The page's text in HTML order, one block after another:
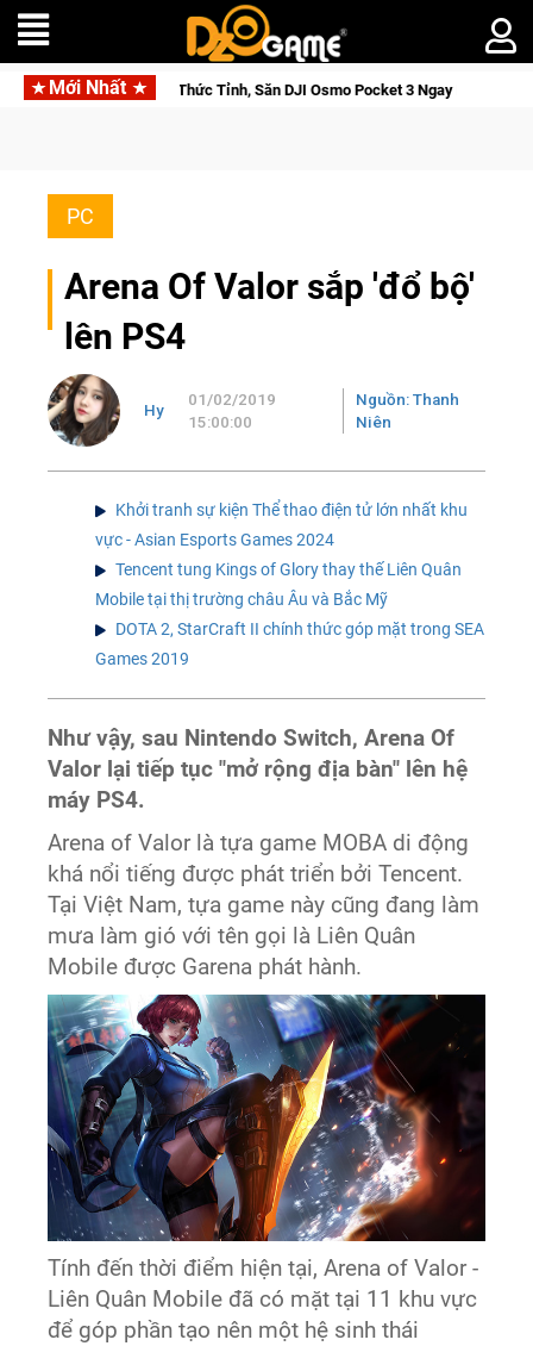
Mới Nhất
Cửu Giới Thức Tỉnh, Săn DJI Osmo Pocket 3 Ngay Hôm Nay
PC
Arena Of Valor sắp 'đổ bộ'
lên PS4
Hy
01/02/2019
15:00:00
Nguồn: Thanh
Niên
Khởi tranh sự kiện Thể thao điện tử lớn nhất khu
vực - Asian Esports Games 2024
Tencent tung Kings of Glory thay thế Liên Quân
Mobile tại thị trường châu Âu và Bắc Mỹ
DOTA 2, StarCraft II chính thức góp mặt trong SEA
Games 2019
Như vậy, sau Nintendo Switch, Arena Of
Valor lại tiếp tục "mở rộng địa bàn" lên hệ
máy PS4.
Arena of Valor là tựa game MOBA di động
khá nổi tiếng được phát triển bởi Tencent.
Tại Việt Nam, tựa game này cũng đang làm
mưa làm gió với tên gọi là Liên Quân
Mobile được Garena phát hành.
Tính đến thời điểm hiện tại, Arena of Valor -
Liên Quân Mobile đã có mặt tại 11 khu vực
để góp phần tạo nên một hệ sinh thái